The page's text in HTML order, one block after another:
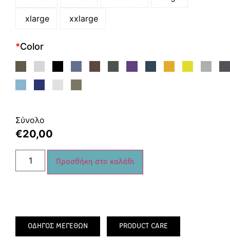
xlarge xxlarge
*Color
Σύνολο
€20,00
Προσθήκη στο καλάθι
ΟΔΗΓΟΣ ΜΕΓΕΘΩΝ PRODUCT CARE